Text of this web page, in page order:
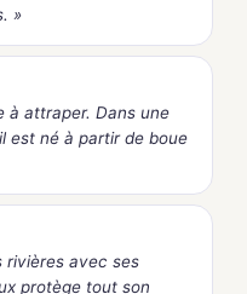
»
à attraper. Dans une
est né à partir de boue
rivières avec ses
protège tout son